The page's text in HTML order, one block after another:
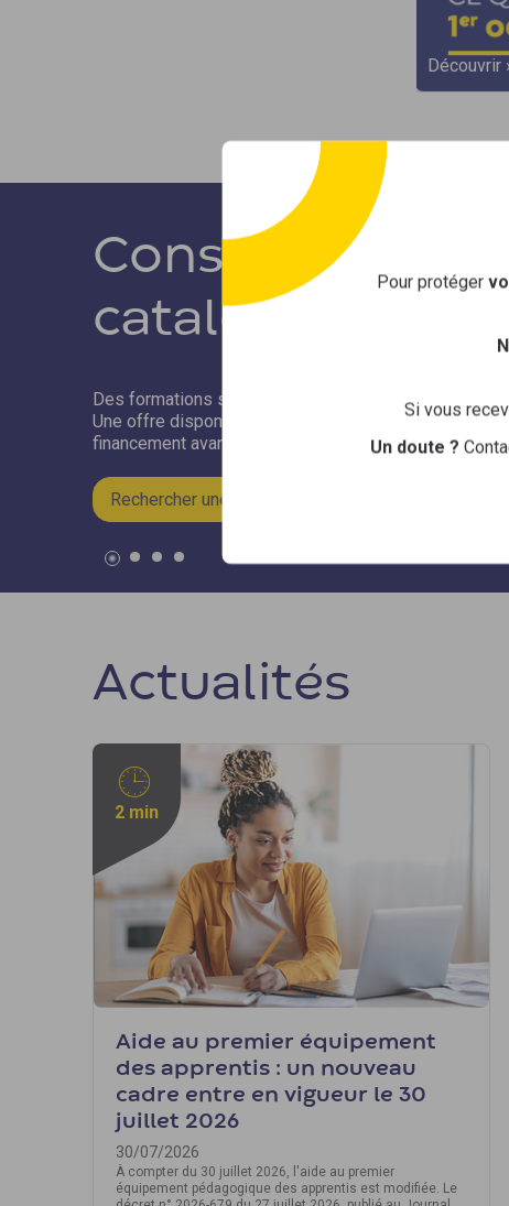
Pour protéger
Si vous
Un doute ?
Découvrir
Consultez
catalogue de
Des formations sélectionnées par Opco EP pour les
Une offre disponible dans tous les départements,
financement avantageux.
Rechercher une formation »
Actualités
2 min
Aide au premier équipement
des apprentis : un nouveau
cadre entre en vigueur le 30
juillet 2026
30/07/2026
À compter du 30 juillet 2026, l'aide au premier
équipement pédagogique des apprentis est modifiée. Le